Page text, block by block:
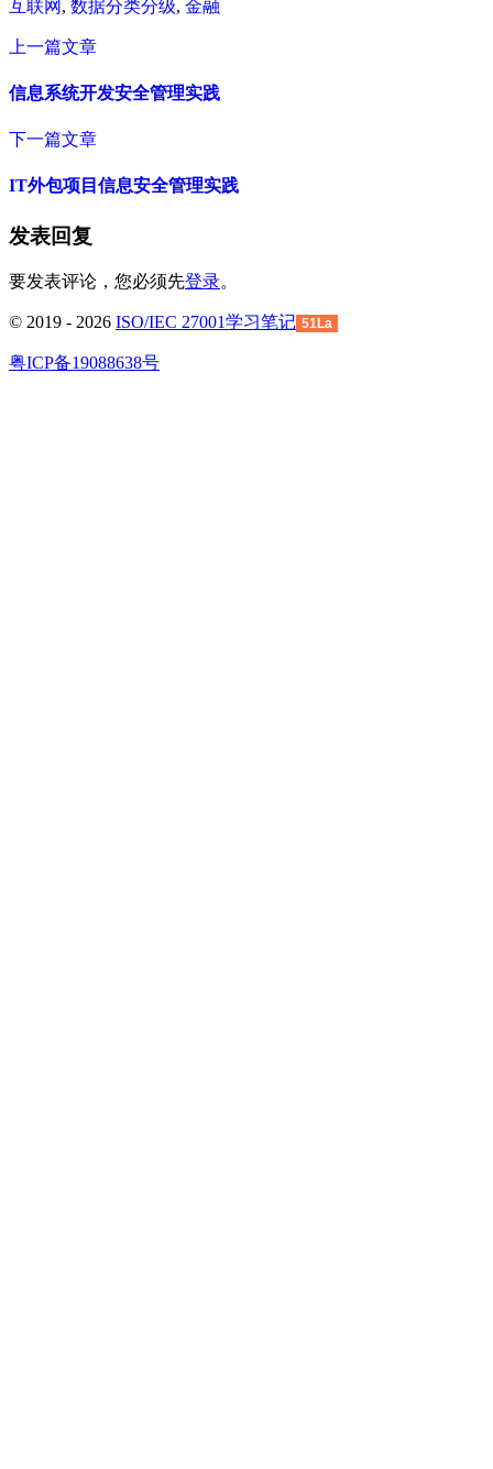
互联网 , 数据分类分级, 金融
上一篇文章
信息系统开发安全管理实践
下一篇文章
IT外包项目信息安全管理实践
发表回复
要发表评论，您必须先登录。
© 2019 - 2026 ISO/IEC 27001学习笔记 51La
粤ICP备19088638号